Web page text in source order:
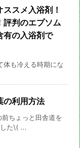
スメ入浴剤！
評判のエプソム
有の入浴剤で
体も冷える時期にな
の利用方法
ちょっと田舎道を
た\( ...